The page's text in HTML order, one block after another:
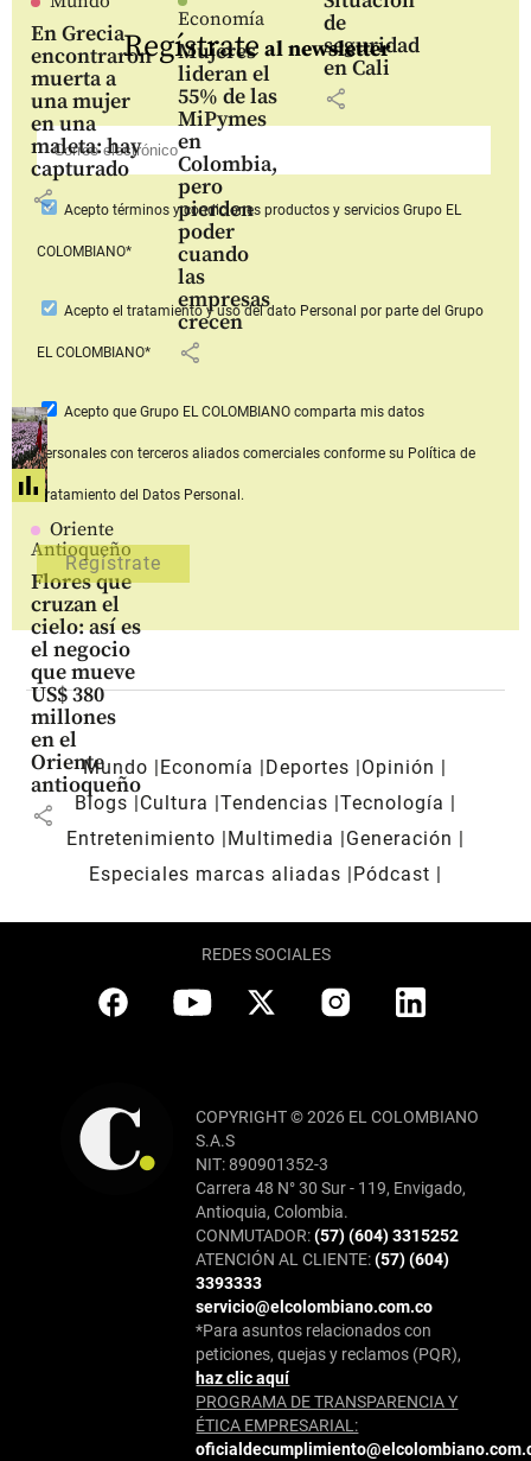
En Grecia
encontraron
muerta a
una mujer
en una
maleta: hay
capturado
share
Economía
Mujeres
lideran el
55% de las
MiPymes
en
Colombia,
pero
pierden
poder
cuando
las
empresas
crecen
share
de
seguridad
en Cali
share
Oriente
Antioqueño
Flores que
cruzan el
cielo: así es
el negocio
que mueve
US$ 380
millones
en el
Oriente
antioqueño
share
Regístrate al newsletter
Aceptotérminos y condiciones productos y serviciosGrupo EL
COLOMBIANO*
Acepto el tratamiento y uso del dato Personal por parte del Grupo
EL COLOMBIANO*
Acepto que Grupo EL COLOMBIANOcomparta mis datos
personales con terceros aliados comerciales conforme su Política de
Tratamiento del Datos Personal.
Mundo Economía Deportes
Opinión
Blogs
Cultura Tendencias Tecnología
Entretenimiento
Multimedia
Generación
Especiales marcas aliadas
Pódcast
REDES SOCIALES
COPYRIGHT © 2026 EL COLOMBIANO
S.A.S
NIT: 890901352-3
Carrera 48 N° 30 Sur - 119, Envigado,
Antioquia, Colombia.
CONMUTADOR:(57) (604) 3315252
ATENCIÓN AL CLIENTE:(57) (604)
3393333
servicio@elcolombiano.com.co
*Para asuntos relacionados con
peticiones, quejas y reclamos (PQR),
haz clic aquí
PROGRAMA DE TRANSPARENCIA Y
ÉTICA EMPRESARIAL: